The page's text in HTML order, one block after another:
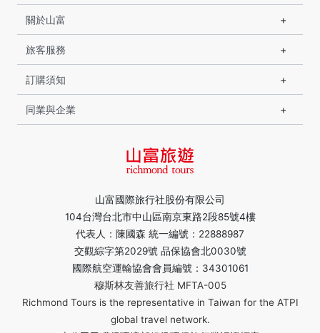
山富國際旅行社股份有限公司
104台灣台北市中山區南京東路2段85號4樓
代表人：陳國森 統一編號：22888987
交觀綜字第2029號 品保協會北0030號
國際航空運輸協會會員編號：34301061
穆斯林友善旅行社 MFTA-005
Richmond Tours is the representative in Taiwan for the ATPI
global travel network.
關於山富
旅客服務
訂購須知
同業與企業